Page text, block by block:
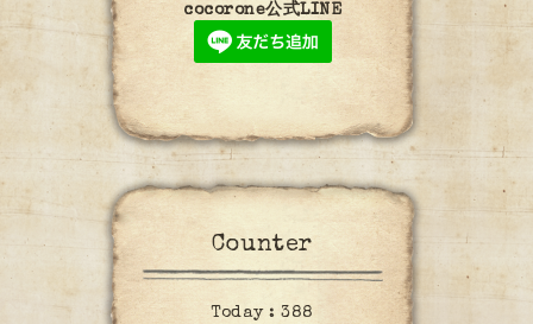
cocorone公式LINE
Counter
Today :388